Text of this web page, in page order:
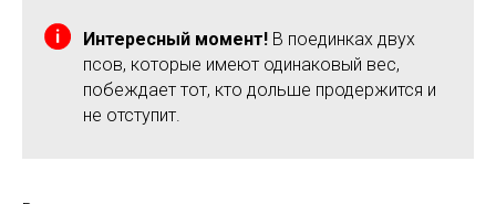
Интересный момент! В поединках двух
псов, которые имеют одинаковый вес,
побеждает тот, кто дольше продержится и
не отступит.